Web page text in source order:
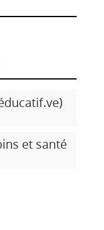
et santé